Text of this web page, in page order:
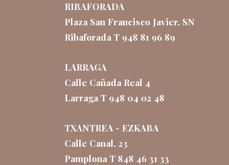
RIBAFORADA
Plaza San Francisco Javier, SN
Ribaforada T 948 81 96 89
LARRAGA
Calle Cañada Real 4
Larraga T 948 04 02 48
TXANTREA - EZKABA
Calle Canal, 23
Pamplona T 848 46 31 33